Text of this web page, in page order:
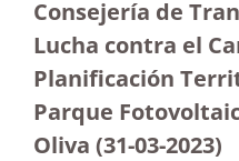
Consejería de
Lucha contra el
Planificación
Parque
Oliva (31-03-2023)